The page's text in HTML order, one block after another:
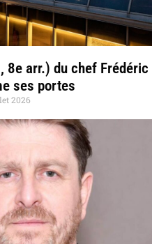
8e arr.) du chef Frédéric
ses portes
2026